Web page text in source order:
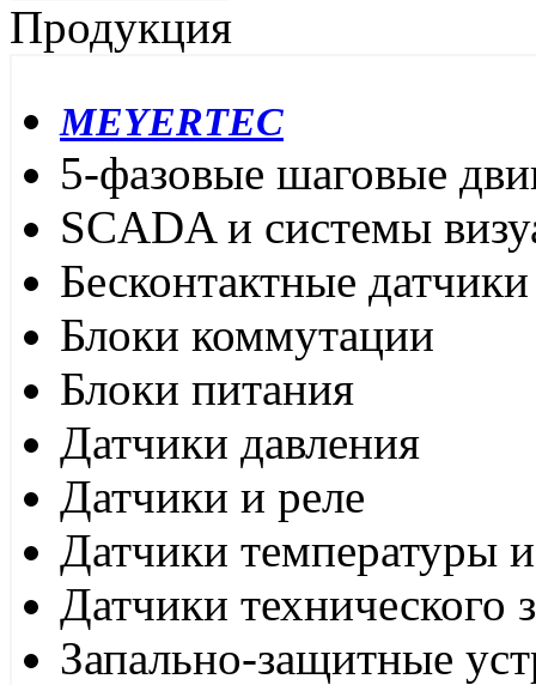
Продукция
MEYERTEC
5-фазовые шаговые
SCADA и системы
Бесконтактные датчики
Блоки коммутации
Блоки питания
Датчики давления
Датчики и реле
Датчики температуры
Датчики технического
Запально-защитные